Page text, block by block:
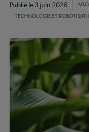
Publié le 3 juin 2026
TECHNOLOGIE ET